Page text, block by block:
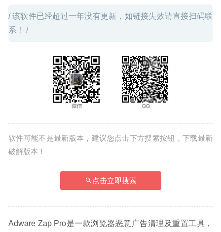
/ 该软件已经超过一年没有更新，如链接失效请直接扫码联
系！ /
软件可能不是最新版本，建议您点击下方搜索按钮，下载最新
破解版本！
点击立即搜索
Adware Zap Pro是一款浏览器恶意广告清理及重置工具，